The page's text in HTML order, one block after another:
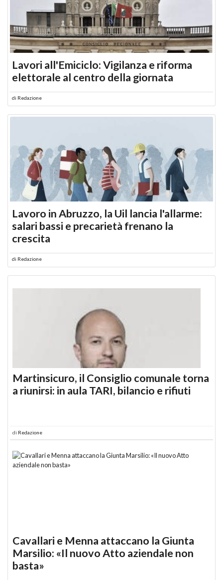
Lavori all'Emiciclo: Vigilanza e riforma
elettorale al centro della giornata
di Redazione
Lavoro in Abruzzo, la Uil lancia l'allarme:
salari bassi e precarietà frenano la
crescita
di Redazione
Martinsicuro, il Consiglio comunale torna
a riunirsi: in aula TARI, bilancio e rifiuti
di Redazione
Cavallari e Menna attaccano la Giunta
Marsilio: «Il nuovo Atto aziendale non
basta»